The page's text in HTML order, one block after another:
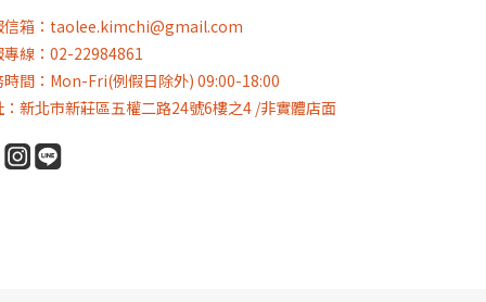
信箱：taolee.kimchi@gmail.com
專線：02-22984861
時間：Mon-Fri(例假日除外) 09:00-18:00
：新北市新莊區五權二路24號6樓之4 /非實體店面